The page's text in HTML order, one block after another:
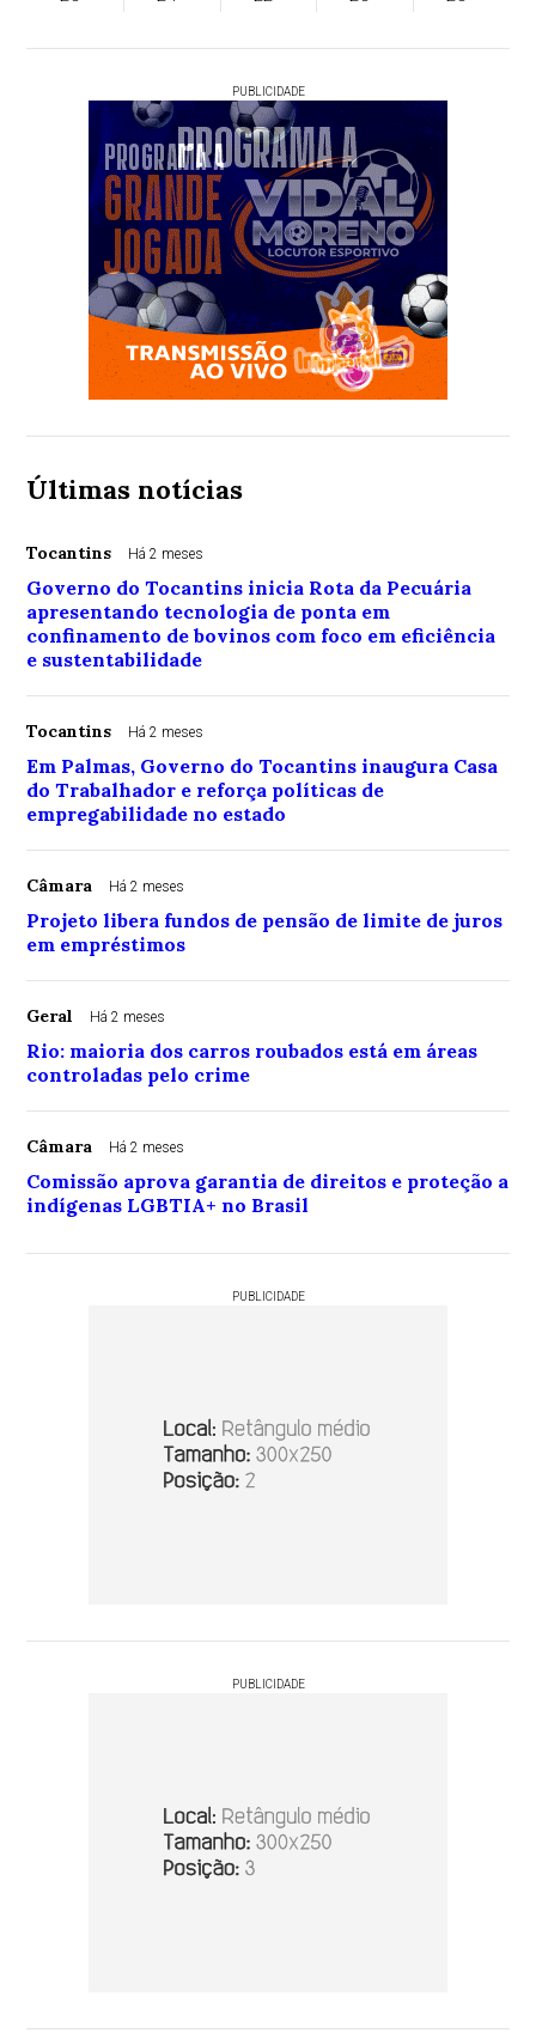
PUBLICIDADE
Últimas notícias
Tocantins Há 2 meses
Governo do Tocantins inicia Rota da Pecuária
apresentando tecnologia de ponta em
confinamento de bovinos com foco em eficiência
e sustentabilidade
Tocantins Há 2 meses
Em Palmas, Governo do Tocantins inaugura Casa
do Trabalhador e reforça políticas de
empregabilidade no estado
Câmara Há 2 meses
Projeto libera fundos de pensão de limite de juros
em empréstimos
Geral Há 2 meses
Rio: maioria dos carros roubados está em áreas
controladas pelo crime
Câmara Há 2 meses
Comissão aprova garantia de direitos e proteção a
indígenas LGBTIA+ no Brasil
PUBLICIDADE
PUBLICIDADE